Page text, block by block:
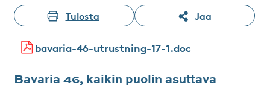
Tulosta Jaa
bavaria-46-utrustning-17-1.doc
Bavaria 46, kaikin puolin asuttava